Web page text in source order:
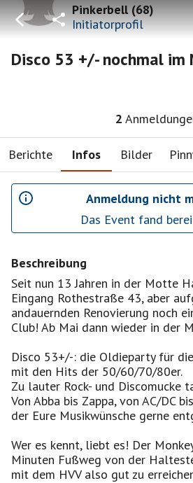
Pinkerbell(68)
Initiatorprofil
Disco 53 +/- nochmal im
2
Berichte Infos Bilder
Anmeldung nicht
Das Event fand
Beschreibung
Seit nun 13 Jahren in der Motte
Eingang Rothestraße 43, aber
andauernden Renovierung noch
Club! Ab Mai dann wieder in der
Disco 53+/-: die Oldieparty für
mit den Hits der 50/60/70/80er.
Zu lauter Rock- und Discomucke
Von Abba bis Zappa, von AC/DC
der Eure Musikwünsche gerne
Wer es kennt, liebt es! Der
Minuten Fußweg von der
mit dem HVV also gut zu